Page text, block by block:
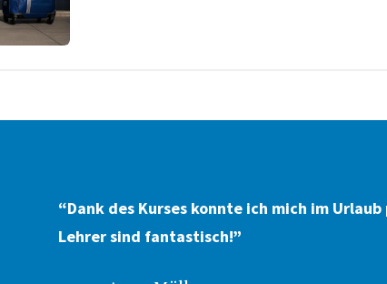
“Dank des Kurses konnte ich mich im
Lehrer sind fantastisch!”